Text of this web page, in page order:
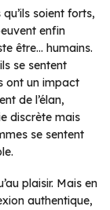
soient forts,
enfin
être… humains.
se sentent
ont un impact
de l’élan,
discrète mais
se sentent
plaisir. Mais en
authentique,